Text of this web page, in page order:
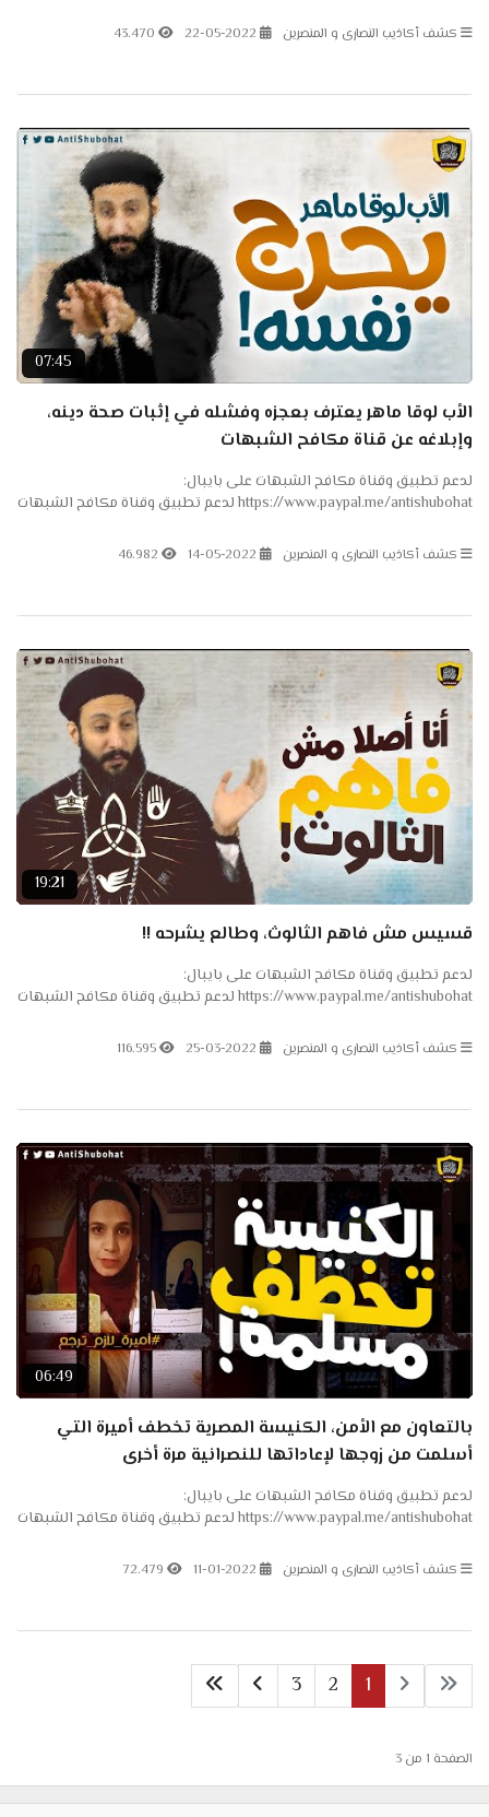
على...كشف أكاذيب النصارى و المنصرين 22-05-2022
43.470
07:45
الأب لوقا ماهر يعترف بعجزه وفشله في إثبات صحة دينه،
وإبلاغه عن قناة مكافح الشبهات
لدعم تطبيق وقناة مكافح الشبهات على بايبال:
https://www.paypal.me/antishubohat لدعم تطبيق وقناة مكافح الشبهات
على...كشف أكاذيب النصارى و المنصرين 14-05-2022
46.982
19:21
قسيس مش فاهم الثالوث، وطالع يشرحه !!
لدعم تطبيق وقناة مكافح الشبهات على بايبال:
https://www.paypal.me/antishubohat لدعم تطبيق وقناة مكافح الشبهات
على...كشف أكاذيب النصارى و المنصرين 25-03-2022
116.595
06:49
بالتعاون مع الأمن، الكنيسة المصرية تخطف أميرة التي
أسلمت من زوجها لإعاداتها للنصرانية مرة أخرى
لدعم تطبيق وقناة مكافح الشبهات على بايبال:
https://www.paypal.me/antishubohat لدعم تطبيق وقناة مكافح الشبهات
على...كشف أكاذيب النصارى و المنصرين 11-01-2022
72.479
1
2
3
الصفحة 1 من 3